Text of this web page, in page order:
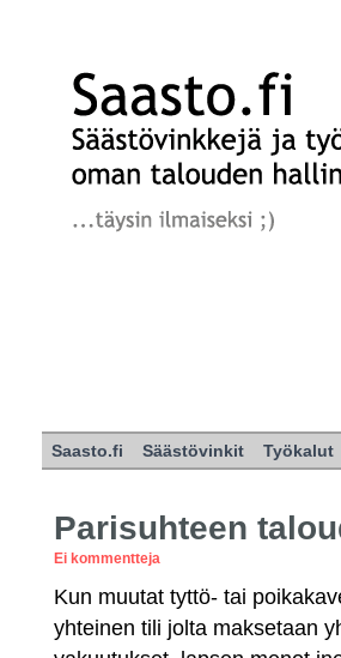
Saasto.fi Säästövinkit Työkalut
Parisuhteen
Ei kommentteja
Kun muutat tyttö- tai
yhteinen tili jolta maksetaan